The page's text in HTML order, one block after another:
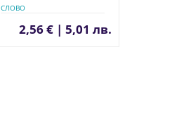
СЛОВО
2,56 € | 5,01 лв.